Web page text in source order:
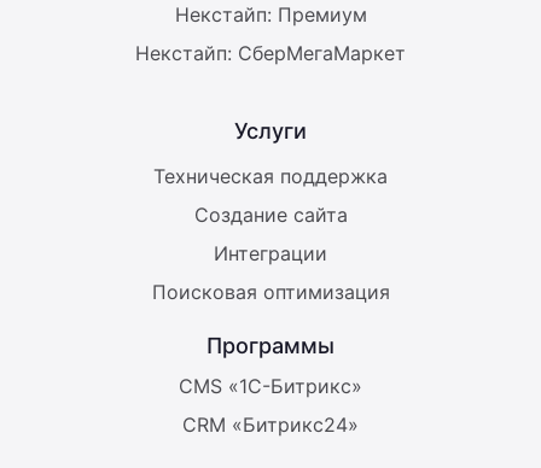
Некстайп: Премиум
Некстайп: СберМегаМаркет
Услуги
Техническая поддержка
Создание сайта
Интеграции
Поисковая оптимизация
Программы
CMS «1С-Битрикс»
CRM «Битрикс24»